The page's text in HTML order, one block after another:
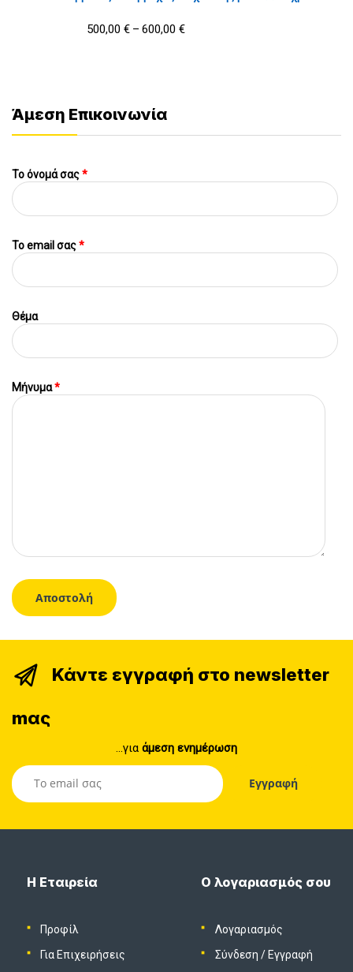
500,00 € – 600,00 €
Άμεση Επικοινωνία
Το όνομά σας*
To email σας*
Θέμα
Μήνυμα*
Κάντε εγγραφή στο newsletter
mας
...για άμεση ενημέρωση
Η Εταιρεία
Προφίλ
Για Επιχειρήσεις
Ο λογαριασμός σου
Λογαριασμός
Σύνδεση / Εγγραφή